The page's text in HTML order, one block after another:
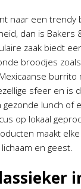
naar een trendy
dan is Bakers
zaak biedt
broodjes
burrito
sfeer en is
gezonde lunch of
op lokaal
maakt
en geest.